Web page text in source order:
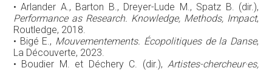
• Arlander A., Barton B., Dreyer-Lude M., Spatz B. (dir.),
Performance as Research. Knowledge, Methods, Impact,
Routledge, 2018.
• Bigé E., Mouvementements. Écopolitiques de la Danse,
La Découverte, 2023.
• Boudier M. et Déchery C. (dir.), Artistes-chercheur·es,